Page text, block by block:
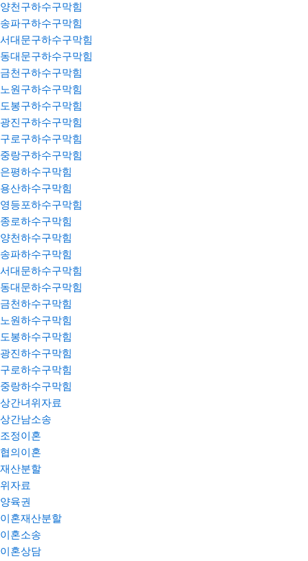
양천구하수구막힘
송파구하수구막힘
서대문구하수구막힘
동대문구하수구막힘
금천구하수구막힘
노원구하수구막힘
도봉구하수구막힘
광진구하수구막힘
구로구하수구막힘
중랑구하수구막힘
은평하수구막힘
용산하수구막힘
영등포하수구막힘
종로하수구막힘
양천하수구막힘
송파하수구막힘
서대문하수구막힘
동대문하수구막힘
금천하수구막힘
노원하수구막힘
도봉하수구막힘
광진하수구막힘
구로하수구막힘
중랑하수구막힘
상간녀위자료
상간남소송
조정이혼
협의이혼
재산분할
위자료
양육권
이혼재산분할
이혼소송
이혼상담